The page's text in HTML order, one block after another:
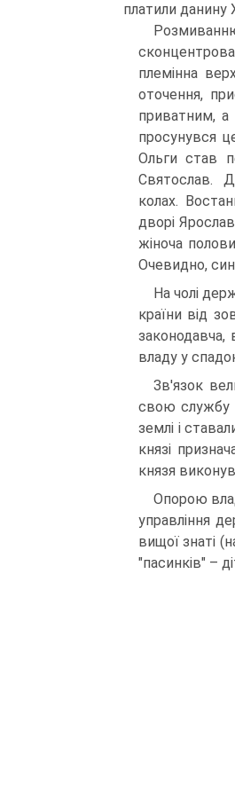
платили данину
племінна
оточення,
приватним, а
просунувся
Ольги став
Святослав.
колах.
дворі
жіноча
Очевидно,
На чолі
країни від
законодавча,
владу у
Зв'язок
свою службу
землі і
князі
князя
Опорою
управління
вищої знаті
"пасинків" –